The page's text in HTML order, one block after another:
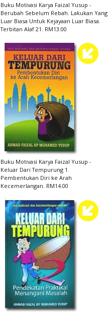
Buku Motivasi Karya Faizal Yusup -
Berubah Sebelum Rebah. Lakukan Yang
Luar Biasa Untuk Kejayaan Luar Biasa.
Terbitan Alaf 21. RM13.00
Buku Motivasi Karya Faizal Yusup -
Keluar Dari Tempurung 1.
Pembentukan Diri ke Arah
Kecemerlangan. RM14.00